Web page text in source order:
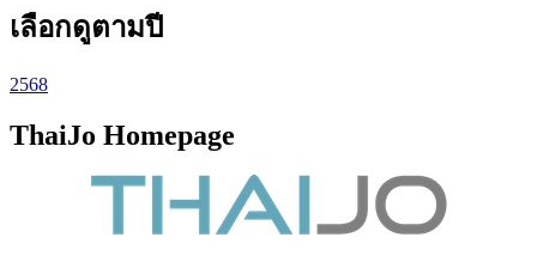
เลือกดูตามปี
2568
ThaiJo Homepage